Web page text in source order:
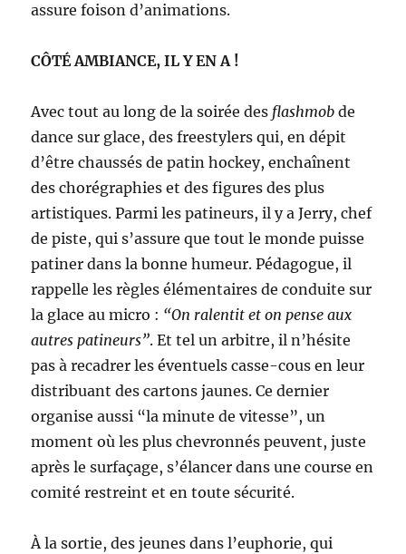
assure foison d’animations.
CÔTÉ AMBIANCE, IL Y EN A !
Avec tout au long de la soirée des flashmob de
dance sur glace, des freestylers qui, en dépit
d’être chaussés de patin hockey, enchaînent
des chorégraphies et des figures des plus
artistiques. Parmi les patineurs, il y a Jerry, chef
de piste, qui s’assure que tout le monde puisse
patiner dans la bonne humeur. Pédagogue, il
rappelle les règles élémentaires de conduite sur
la glace au micro : “On ralentit et on pense aux
autres patineurs”. Et tel un arbitre, il n’hésite
pas à recadrer les éventuels casse-cous en leur
distribuant des cartons jaunes. Ce dernier
organise aussi “la minute de vitesse”, un
moment où les plus chevronnés peuvent, juste
après le surfaçage, s’élancer dans une course en
comité restreint et en toute sécurité.
À la sortie, des jeunes dans l’euphorie, qui